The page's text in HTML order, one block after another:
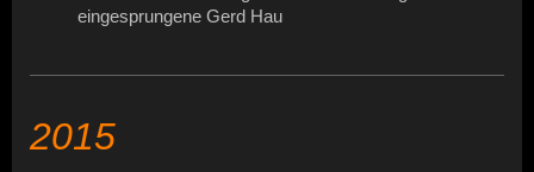
eingesprungene Gerd Hau
2015